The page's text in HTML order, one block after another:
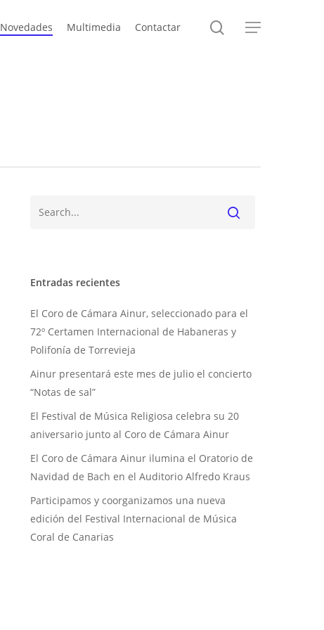
Novedades Multimedia Contactar search
Menu
Entradas recientes
El Coro de Cámara Ainur, seleccionado para el
72º Certamen Internacional de Habaneras y
Polifonía de Torrevieja
Ainur presentará este mes de julio el concierto
“Notas de sal”
El Festival de Música Religiosa celebra su 20
aniversario junto al Coro de Cámara Ainur
El Coro de Cámara Ainur ilumina el Oratorio de
Navidad de Bach en el Auditorio Alfredo Kraus
Participamos y coorganizamos una nueva
edición del Festival Internacional de Música
Coral de Canarias